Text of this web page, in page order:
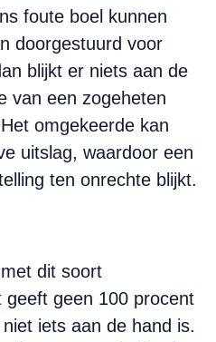
foute boel kunnen
doorgestuurd voor
blijkt er niets aan de
van een zogeheten
omgekeerde kan
uitslag, waardoor een
ten onrechte blijkt.
dit soort
geeft geen 100 procent
iets aan de hand is.